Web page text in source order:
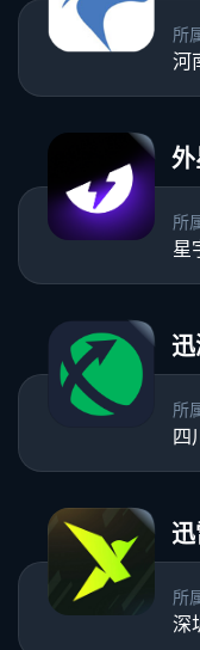
所
河
外
所
星
迅
所
四
迅
所
深